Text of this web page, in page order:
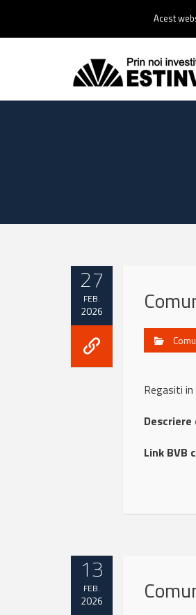
0237 238 900 |
27
FEB.
2026
Regasiti
Link BVB
13
FEB.
2026
Acest